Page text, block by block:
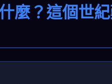
麼？這個世